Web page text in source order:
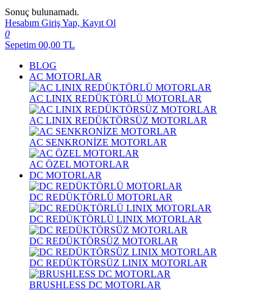
Sonuç bulunamadı.
Hesabım Giriş Yap, Kayıt Ol
0
Sepetim 00,00 TL
BLOG
AC MOTORLAR
AC LINIX REDÜKTÖRLÜ MOTORLAR
AC LINIX REDÜKTÖRSÜZ MOTORLAR
AC SENKRONİZE MOTORLAR
AC ÖZEL MOTORLAR
DC MOTORLAR
DC REDÜKTÖRLÜ MOTORLAR
DC REDÜKTÖRLÜ LINIX MOTORLAR
DC REDÜKTÖRSÜZ MOTORLAR
DC REDÜKTÖRSÜZ LINIX MOTORLAR
BRUSHLESS DC MOTORLAR